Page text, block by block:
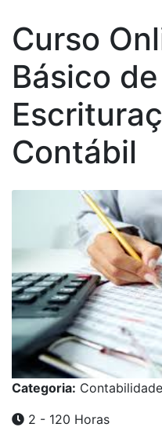
Curso
Básico de
Contábil
Categoria: Contabilidade
2 - 120 Horas